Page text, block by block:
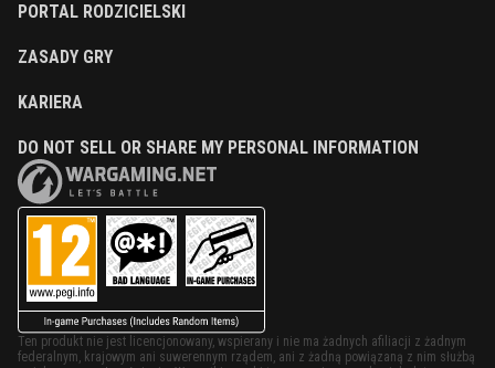
PORTAL RODZICIELSKI
ZASADY GRY
KARIERA
DO NOT SELL OR SHARE MY PERSONAL INFORMATION
Ten produkt nie jest licencjonowany, wspierany i nie ma żadnych afiliacji z żadnym
federalnym, krajowym ani suwerennym rządem, ani z żadną powiązaną z nim służbą